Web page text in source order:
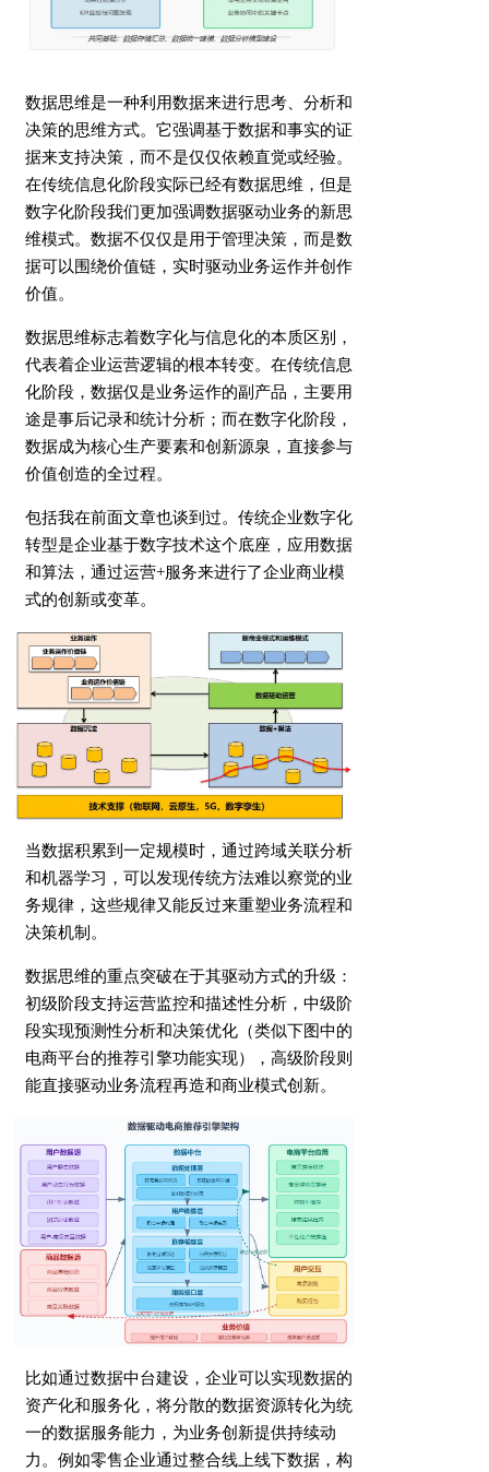
数据思维是一种利用数据来进行思考、分析和
决策的思维方式。它强调基于数据和事实的证
据来支持决策，而不是仅仅依赖直觉或经验。
在传统信息化阶段实际已经有数据思维，但是
数字化阶段我们更加强调数据驱动业务的新思
维模式。数据不仅仅是用于管理决策，而是数
据可以围绕价值链，实时驱动业务运作并创作
价值。
数据思维标志着数字化与信息化的本质区别，
代表着企业运营逻辑的根本转变。在传统信息
化阶段，数据仅是业务运作的副产品，主要用
途是事后记录和统计分析；而在数字化阶段，
数据成为核心生产要素和创新源泉，直接参与
价值创造的全过程。
包括我在前面文章也谈到过。传统企业数字化
转型是企业基于数字技术这个底座，应用数据
和算法，通过运营+服务来进行了企业商业模
式的创新或变革。
当数据积累到一定规模时，通过跨域关联分析
和机器学习，可以发现传统方法难以察觉的业
务规律，这些规律又能反过来重塑业务流程和
决策机制。
数据思维的重点突破在于其驱动方式的升级：
初级阶段支持运营监控和描述性分析，中级阶
段实现预测性分析和决策优化（类似下图中的
电商平台的推荐引擎功能实现），高级阶段则
能直接驱动业务流程再造和商业模式创新。
比如通过数据中台建设，企业可以实现数据的
资产化和服务化，将分散的数据资源转化为统
一的数据服务能力，为业务创新提供持续动
力。例如零售企业通过整合线上线下数据，构